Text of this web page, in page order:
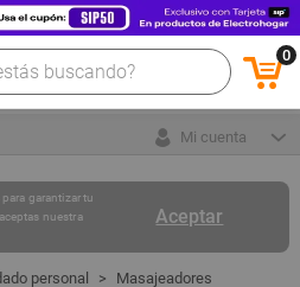
0
Mi cuenta
Aceptar
garantizar tu
nuestra
personal Masajeadores